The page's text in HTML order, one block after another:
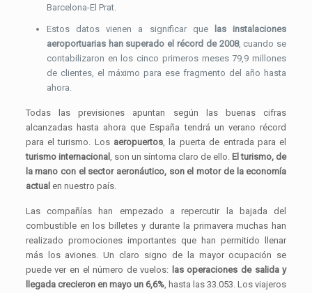
Barcelona-El Prat.
Estos datos vienen a significar que
las instalaciones
aeroportuarias han superado el récord de 2008, cuando se
contabilizaron en los cinco primeros meses 79,9 millones
de clientes, el máximo para ese fragmento del año hasta
ahora.
Todas las previsiones apuntan según las buenas cifras
alcanzadas hasta ahora que España tendrá un verano récord
para el turismo. Los aeropuertos, la puerta de entrada para el
turismo internacional , son un síntoma claro de ello. El turismo, de
la mano con el sector aeronáutico, son el motor de la economía
actual en nuestro país.
Las compañías han empezado a repercutir la bajada del
combustible en los billetes y durante la primavera muchas han
realizado promociones importantes que han permitido llenar
más los aviones. Un claro signo de la mayor ocupación se
puede ver en el número de vuelos: las operaciones de salida y
llegada crecieron en mayo un 6,6%, hasta las 33.053. Los viajeros